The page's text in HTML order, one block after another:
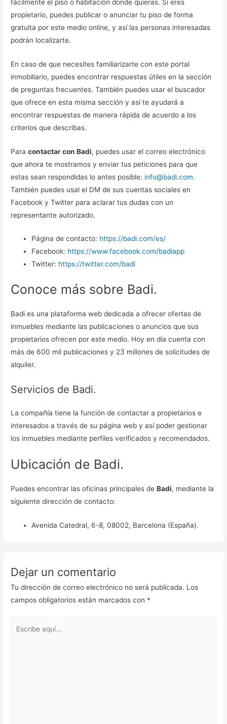
fácilmente el piso o habitación donde quieras. Si eres
propietario, puedes publicar o anunciar tu piso de forma
gratuita por este medio online, y así las personas interesadas
podrán localizarte.
En caso de que necesites familiarizarte con este portal
inmobiliario, puedes encontrar respuestas útiles en la sección
de preguntas frecuentes. También puedes usar el buscador
que ofrece en esta misma sección y así te ayudará a
encontrar respuestas de manera rápida de acuerdo a los
criterios que describas.
Paracontactar con Badi, puedes usar el correo electrónico
que ahora te mostramos y enviar tus peticiones para que
estas sean respondidas lo antes posible: info@badi.com.
También puedes usal el DM de sus cuentas sociales en
Facebook y Twitter para aclarar tus dudas con un
representante autorizado.
Página de contacto: https://badi.com/es/
Facebook: https://www.facebook.com/badiapp
Twitter: https://twitter.com/badi
Conoce más sobre Badi.
Badi es una plataforma web dedicada a ofrecer ofertas de
inmuebles mediante las publicaciones o anuncios que sus
propietarios ofrecen por este medio. Hoy en día cuenta con
más de 600 mil publicaciones y 23 millones de solicitudes de
alquiler.
Servicios de Badi.
La compañía tiene la función de contactar a propietarios e
interesados a través de su página web y así poder gestionar
los inmuebles mediante perfiles verificados y recomendados.
Ubicación de Badi.
Puedes encontrar las oficinas principales deBadi, mediante la
siguiente dirección de contacto:
Avenida Catedral, 6-8, 08002, Barcelona (España).
Dejar un comentario
Tu dirección de correo electrónico no será publicada. Los
campos obligatorios están marcados con *